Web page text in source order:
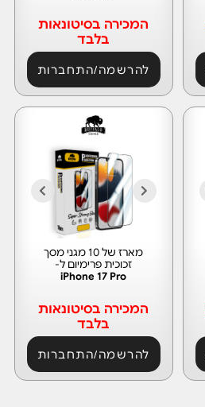
המכירה בסיטונאות
בלבד
להרשמה/התחברות
מארז של 10 מגני מסך
זכוכית פרימיום ל-
iPhone 17 Pro
המכירה בסיטונאות
בלבד
להרשמה/התחברות